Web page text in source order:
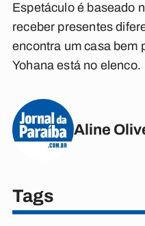
Espetáculo é baseado
receber presentes
encontra um casa bem
Yohana está no elenco.
Aline
Tags